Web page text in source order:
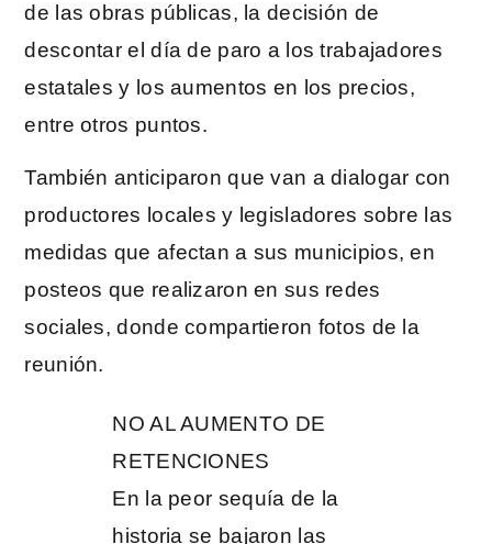
de las obras públicas, la decisión de
descontar el día de paro a los trabajadores
estatales y los aumentos en los precios,
entre otros puntos.
También anticiparon que van a dialogar con
productores locales y legisladores sobre las
medidas que afectan a sus municipios, en
posteos que realizaron en sus redes
sociales, donde compartieron fotos de la
reunión.
NO AL AUMENTO DE
RETENCIONES
En la peor sequía de la
historia se bajaron las